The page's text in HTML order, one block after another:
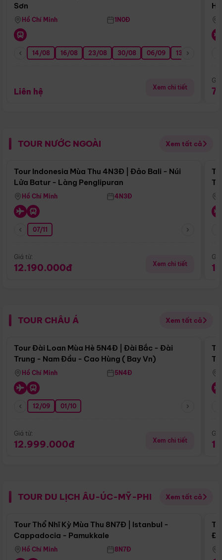
Sơn
Hồ Chí Minh 1N0Đ
14/08 16/08 23/08 30/08 06/09 13/09
Liên hệ Xem chi tiết
TOUR NƯỚC NGOÀI Xem tất cả
Điểm nổi bật
Tour Indonesia Mùa Thu 4N3Đ | Đảo Bali - Núi
Lửa Batur - Làng Penglipuran
Hồ Chí Minh 4N3Đ
07/11
Giá từ:
12.190.000đ Xem chi tiết
TOUR CHÂU Á Xem tất cả
Điểm nổi bật
Tour Đài Loan Mùa Hè 5N4Đ | Đài Bắc - Đài
Trung - Nam Đầu - Cao Hùng ( Bay Vn)
Hồ Chí Minh 5N4Đ
12/09 01/10
Giá từ:
12.999.000đ Xem chi tiết
TOUR DU LỊCH ÂU-ÚC-MỸ-PHI Xem tất cả
Điểm nổi bật
Tour Thổ Nhĩ Kỳ Mùa Thu 8N7Đ | Istanbul -
Cappadocia - Pamukkale
Hồ Chí Minh 8N7Đ